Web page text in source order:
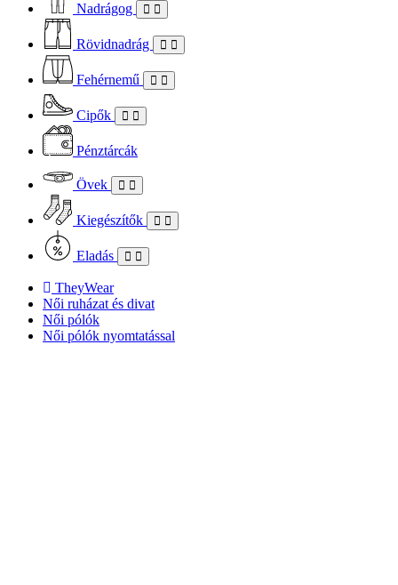
Nadrágog
Rövidnadrág
Fehérnemű
Cipők
Pénztárcák
Övek
Kiegészítők
Eladás
TheyWear
Női ruházat és divat
Női pólók
Női pólók nyomtatással